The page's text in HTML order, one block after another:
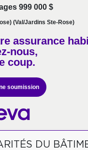
999 000 $
(Val/Jardins Ste-Rose)
assurance
nous,
coup.
soumission
DU